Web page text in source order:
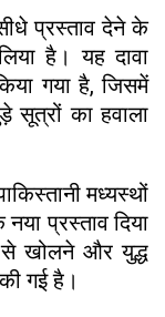
प्रस्ताव देने के
है। यह दावा
गया है, जिसमें
सूत्रों का हवाला
मध्यस्थों
प्रस्ताव दिया
से खोलने और युद्ध
गई है।